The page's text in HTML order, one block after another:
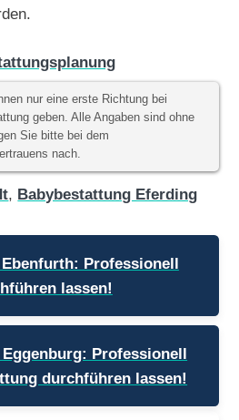
nur eine erste Richtung bei
geben. Alle Angaben sind ohne
Sie bitte bei dem
nach.
, Babybestattung Eferding
Professionell
lassen!
Professionell
durchführen lassen!